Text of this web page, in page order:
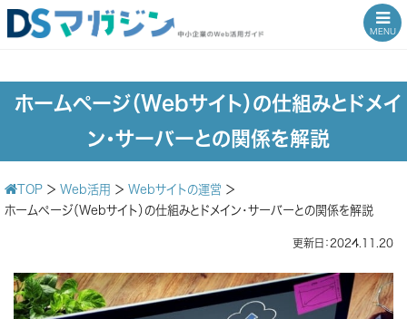
MENU
ホームページ（Webサイト）の仕組みとドメイ
ン・サーバーとの関係を解説
TOP ＞ Web活用 ＞ Webサイトの運営 ＞
ホームページ（Webサイト）の仕組みとドメイン・サーバーとの関係を解説
更新日：2024.11.20